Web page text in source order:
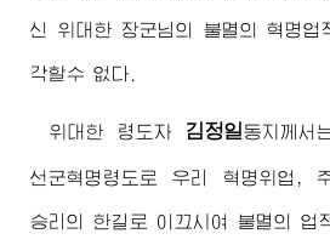
신 위대한 장군님의 불멸의 혁명업
각할수 없다.
위대한 령도자 김정일동지 께서
선군혁명령도로 우리 혁명위업,
승리의 한길로 이끄시여 불멸의 업